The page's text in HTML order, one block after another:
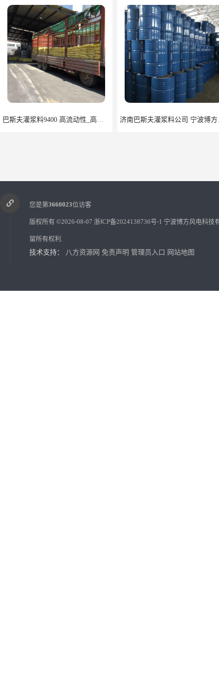
巴斯夫灌浆料9400 高流动性_高稳定性 济南
巴斯夫灌浆料修补砂浆 高强度_无收缩精密灌浆料
您是第3660023位访客
版权所有 ©2026-08-07 浙ICP备2024138736号-1 宁波博方风电科技
留所有权利.
技术支持： 八方资源网 免责声明 管理员入口 网站地图